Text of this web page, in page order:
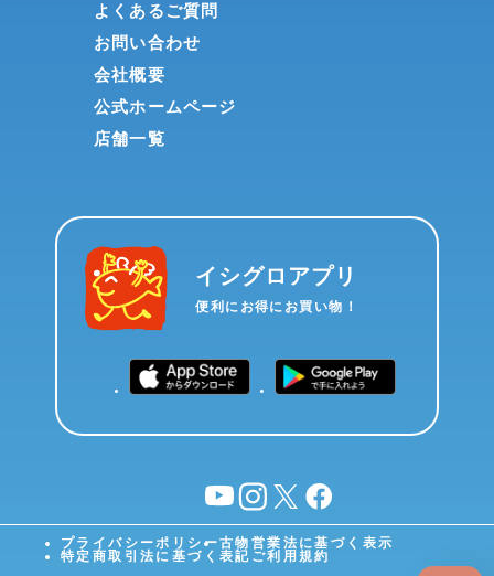
よくあるご質問
お問い合わせ
会社概要
公式ホームページ
店舗一覧
イシグロアプリ
便利にお得にお買い物！
YouTubeinstagram
X facebook
プライバシーポリシー古物営業法に基づく表示
特定商取引法に基づく表記 ご利用規約